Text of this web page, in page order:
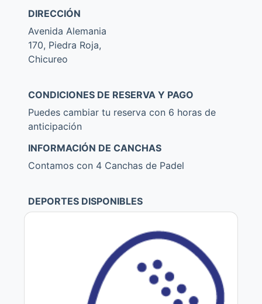
DIRECCIÓN
Avenida Alemania
170, Piedra Roja,
Chicureo
CONDICIONES DE RESERVA Y PAGO
Puedes cambiar tu reserva con 6 horas de
anticipación
INFORMACIÓN DE CANCHAS
Contamos con 4 Canchas de Padel
DEPORTES DISPONIBLES